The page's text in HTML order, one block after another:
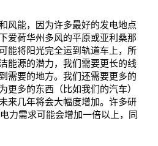
风能，因为许多最好的发电地点
爱荷华州多风的平原或亚利桑那
能将阳光完全运到轨道车上，所
能源的潜力，我们需要更长的线
需要的地方。我们还需要更多的
更多的东西（比如我们的汽车）
来几年将会大幅度增加。许多研
力需求可能会增加一倍以上，同